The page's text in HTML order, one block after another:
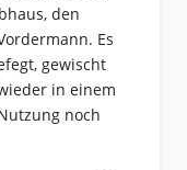
den
Es
gewischt
in einem
noch